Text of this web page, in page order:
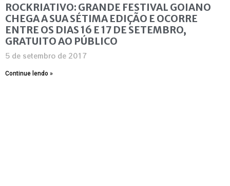
ROCKRIATIVO: GRANDE FESTIVAL GOIANO
CHEGA A SUA SÉTIMA EDIÇÃO E OCORRE
ENTRE OS DIAS 16 E 17 DE SETEMBRO,
GRATUITO AO PÚBLICO
5 de setembro de 2017
Continue lendo »